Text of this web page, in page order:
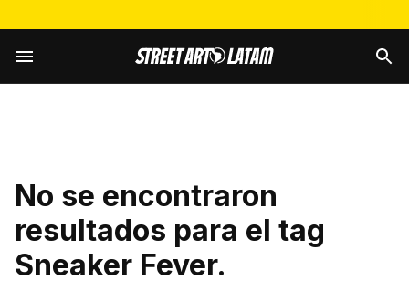
No se encontraron
resultados para el tag
Sneaker Fever.